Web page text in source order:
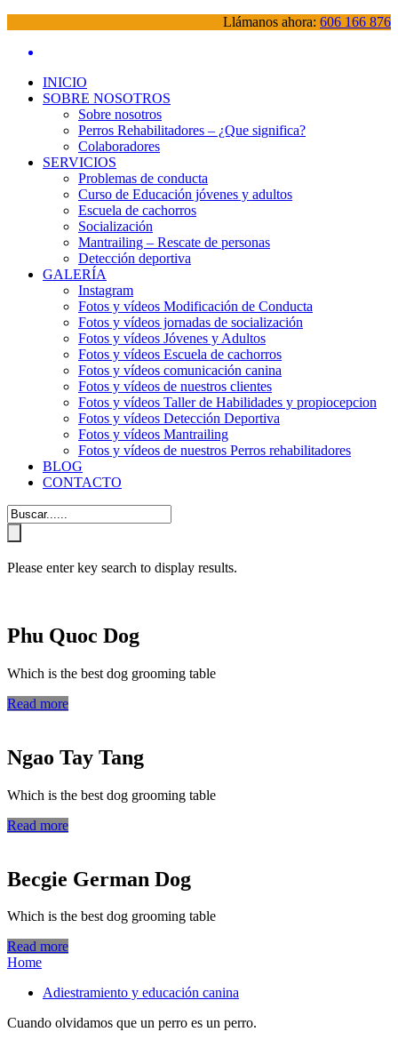
Llámanos ahora: 606 166 876
INICIO
SOBRE NOSOTROS
Sobre nosotros
Perros Rehabilitadores – ¿Que significa?
Colaboradores
SERVICIOS
Problemas de conducta
Curso de Educación jóvenes y adultos
Escuela de cachorros
Socialización
Mantrailing – Rescate de personas
Detección deportiva
GALERÍA
Instagram
Fotos y vídeos Modificación de Conducta
Fotos y vídeos jornadas de socialización
Fotos y vídeos Jóvenes y Adultos
Fotos y vídeos Escuela de cachorros
Fotos y vídeos comunicación canina
Fotos y vídeos de nuestros clientes
Fotos y vídeos Taller de Habilidades y propiocepcion
Fotos y vídeos Detección Deportiva
Fotos y vídeos Mantrailing
Fotos y vídeos de nuestros Perros rehabilitadores
BLOG
CONTACTO
Please enter key search to display results.
Phu Quoc Dog
Which is the best dog grooming table
Read more
Ngao Tay Tang
Which is the best dog grooming table
Read more
Becgie German Dog
Which is the best dog grooming table
Read more
Home
Adiestramiento y educación canina
Cuando olvidamos que un perro es un perro.